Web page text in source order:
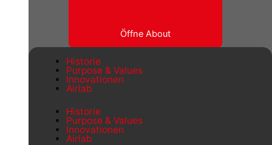
Öffne About
Historie
Purpose & Values
Innovationen
Airlab
Historie
Purpose & Values
Innovationen
Airlab